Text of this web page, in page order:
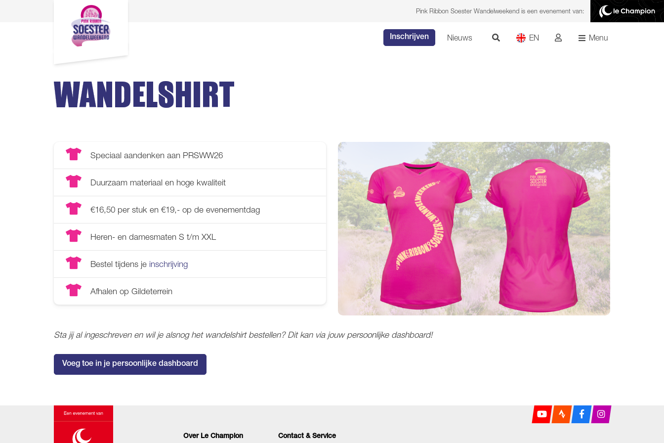
Pink Ribbon Soester Wandelweekend is een evenement van:
Inschrijven Nieuws EN Menu
WANDELSHIRT
Speciaal aandenken aan PRSWW26
Duurzaam materiaal en hoge kwaliteit
€16,50 per stuk en €19,- op de evenementdag
Heren- en damesmaten S t/m XXL
Bestel tijdens je inschrijving
Afhalen op Gildeterrein
Sta jij al ingeschreven en wil je alsnog het wandelshirt bestellen? Dit kan via jouw persoonlijke dashboard!
Voeg toe in je persoonlijke dashboard
Over Le Champion Contact & Service